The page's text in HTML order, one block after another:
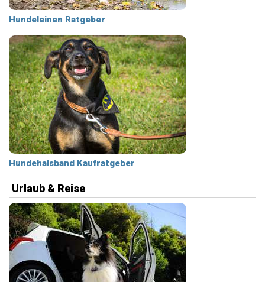
Hundeleinen Ratgeber
Hundehalsband Kaufratgeber
Urlaub & Reise